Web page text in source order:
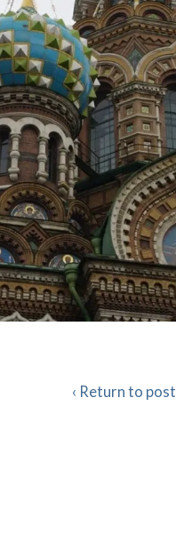
‹ Return to post